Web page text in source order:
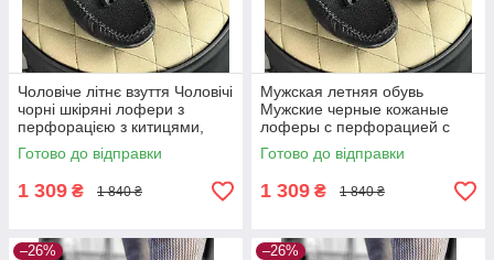
Чоловіче літнє взуття Чоловічі
чорні шкіряні лофери з
перфорацією з китицями,
Туреччина 42
Готово до відправки
1 309 ₴ 1 840 ₴
Мужская летняя обувь
Мужские черные кожаные
лоферы с перфорацией с
кисточками, Турция
Готово до відправки
1 309 ₴ 1 840 ₴
–26% –26%